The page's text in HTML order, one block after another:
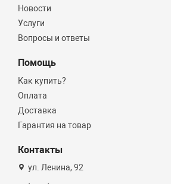
Новости
Услуги
Вопросы и ответы
Помощь
Как купить?
Оплата
Доставка
Гарантия на товар
Контакты
ул. Ленина, 92